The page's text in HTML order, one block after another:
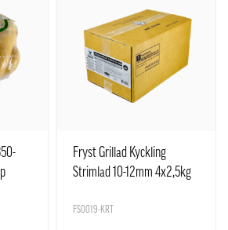
Fryst Grillad Kyckling
Strimlad 10-12mm 4x2,5kg
FS0019-KRT